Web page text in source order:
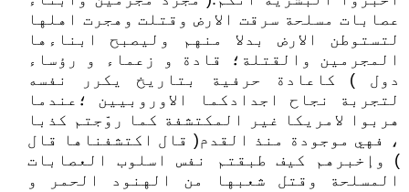
عصابات مسلحة سرقت الارض وقتلت وهجرت اهلها
لتستوطن الارض بدلا منهم وليصبح ابناءها
المجرمين والقتلة؛ قادة و زعماء و رؤساء
دول ) كاعادة حرفية بتاريخ يكرر نفسه
لتجربة نجاح اجدادكما الاوروبيين ؛عندما
هربوا لامريكا غير المكتشفة كما روّجتم كذبا
، فهي موجودة منذ القدم( قال اكتشفناها قال
) وإخبرهم كيف طبقتم نفس اسلوب العصابات
المسلحة وقتل شعبها من الهنود الحمر و